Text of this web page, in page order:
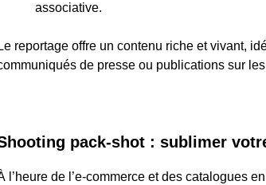
associative.
Le reportage offre un contenu riche et vivant,
de presse ou publications sur
pack-shot : sublimer
l’heure de l’e-commerce et des catalogues